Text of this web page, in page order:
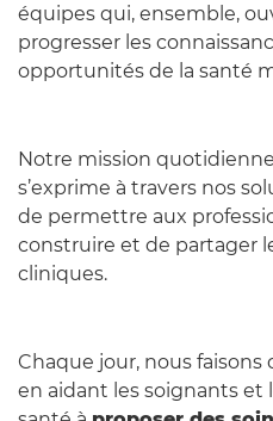
équipes qui, ensemble,
progresser les
opportunités de la santé
Notre mission
s’exprime à travers nos
de permettre aux
construire et de partager
cliniques.
Chaque jour, nous faisons
en aidant les soignants et